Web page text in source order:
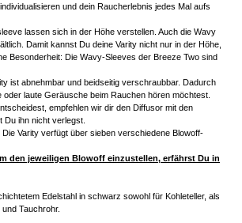
und dein Raucherlebnis jedes Mal aufs
lassen sich in der Höhe verstellen. Auch die Wavy
Damit kannst Du deine Varity nicht nur in der Höhe,
Besonderheit: Die Wavy-Sleeves der Breeze Two sind
ist abnehmbar und beidseitig verschraubbar. Dadurch
laute Geräusche beim Rauchen hören möchtest.
empfehlen wir dir den Diffusor mit den
ihn nicht verlegst.
Varity verfügt über sieben verschiedene Blowoff-
den jeweiligen Blowoff einzustellen, erfährst Du in
Edelstahl in schwarz sowohl für Kohleteller, als
Tauchrohr.